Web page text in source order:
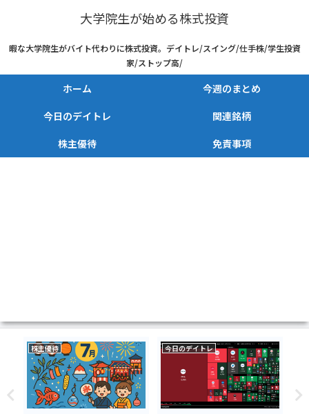
大学院生が始める株式投資
暇な大学院生がバイト代わりに株式投資。デイトレ/スイング/仕手株/学生投資
家/ストップ高/
ホーム
今週のまとめ
今日のデイトレ
関連銘柄
株主優待
免責事項
株主優待 今日のデイトレ